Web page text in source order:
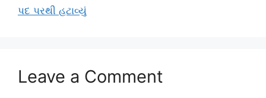
પદ પરથી હટાવ્યું
Leave a Comment